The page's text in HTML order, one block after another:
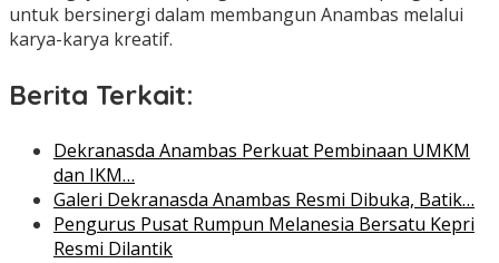
untuk bersinergi dalam membangun Anambas melalui
karya-karya kreatif.
Berita Terkait:
Dekranasda Anambas Perkuat Pembinaan UMKM
dan IKM…
Galeri Dekranasda Anambas Resmi Dibuka, Batik…
Pengurus Pusat Rumpun Melanesia Bersatu Kepri
Resmi Dilantik